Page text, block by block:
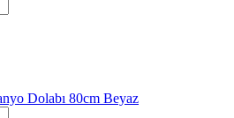
Dolabı 80cm Beyaz